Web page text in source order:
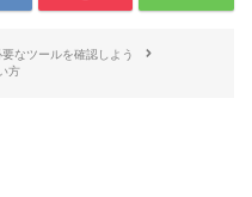
要なツールを確認しよう
方